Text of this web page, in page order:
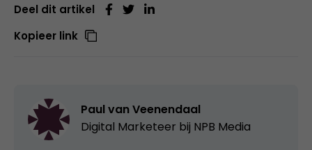
Deel dit artikel
Kopieer link
Paul van Veenendaal
Digital Marketeer bij NPB Media